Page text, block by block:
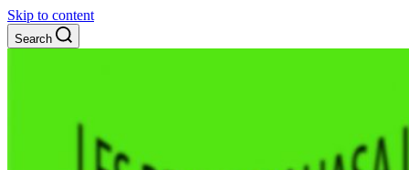
Skip to content
Search